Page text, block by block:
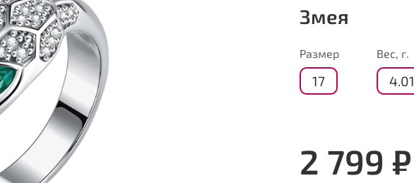
Змея
Размер
17
Вес, г.
4.01
2 799 ₽